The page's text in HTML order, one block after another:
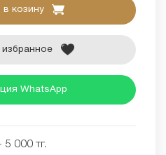
козину
WhatsApp
5 000 тг.